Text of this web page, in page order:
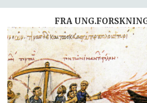
FRA